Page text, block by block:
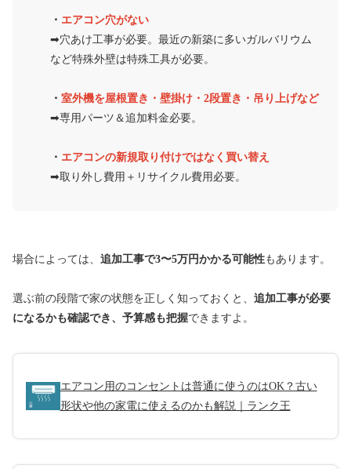
・ エアコン穴がない
➡︎穴あけ工事が必要。最近の新築に多いガルバリウム
など特殊外壁は特殊工具が必要。
・ 室外機を屋根置き・壁掛け・2段置き・吊り上げなど
➡︎専用パーツ＆追加料金必要。
・ エアコンの新規取り付けではなく買い替え
➡︎取り外し費用＋リサイクル費用必要。
場合によっては、 追加工事で3〜5万円かかる可能性もあります。
選ぶ前の段階で家の状態を正しく知っておくと、 追加工事が必要
になるかも確認でき、予算感も把握できますよ。
エアコン用のコンセントは普通に使うのはOK？古い
形状や他の家電に使えるのかも解説｜ランク王